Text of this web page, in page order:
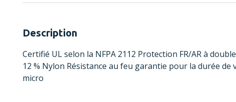
Description
Certifié UL selon la NFPA 2112 Protection FR/AR à
12 % Nylon Résistance au feu garantie pour la durée de
micro